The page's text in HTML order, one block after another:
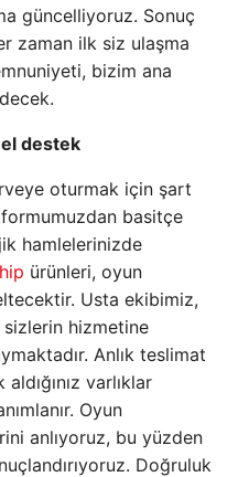
güncelliyoruz. Sonuç
zaman ilk siz ulaşma
bizim ana
destek
oturmak için şart
basitçe
hamlelerinizde
ürünleri, oyun
Usta ekibimiz,
hizmetine
Anlık teslimat
varlıklar
Oyun
anlıyoruz, bu yüzden
Doğruluk